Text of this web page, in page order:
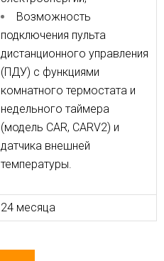
Возможность
подключения пульта
дистанционного управления
(ПДУ) с функциями
комнатного термостата и
недельного таймера
(модель CAR, CARV2) и
датчика внешней
температуры.
24 месяца